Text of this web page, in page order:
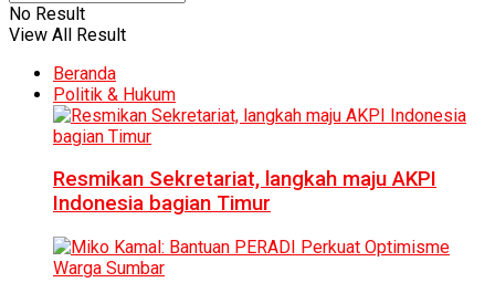
No Result
View All Result
Beranda
Politik & Hukum
Resmikan Sekretariat, langkah maju AKPI
Indonesia bagian Timur